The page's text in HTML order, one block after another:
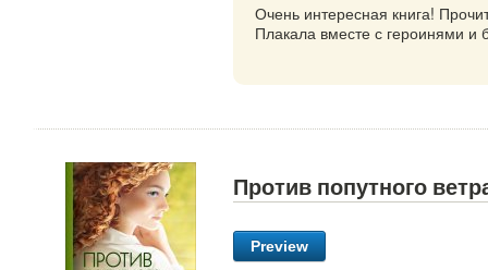
Очень интересная книга!
Плакала вместе с героинями и
Против попутного
Preview